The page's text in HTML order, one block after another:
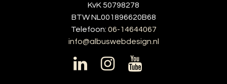
KvK 50798278
BTW NL001896620B68
Telefoon: 06-14644067
info@albuswebdesign.nl